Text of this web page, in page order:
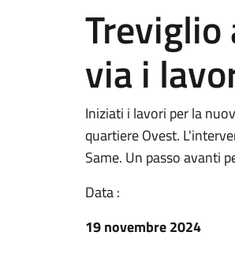
via i
Iniziati i lavori per la
quartiere Ovest.
Same. Un passo avanti
Data :
19 novembre 2024